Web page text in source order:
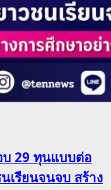
29 ทุนแบบต่อ
เรียนจนจบ สร้าง